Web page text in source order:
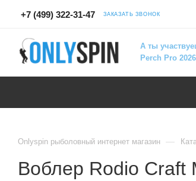
+7 (499) 322-31-47 ЗАКАЗАТЬ ЗВОНОК
А ты
Perch Pro
Onlyspin рыболовный интернет магазин —
Воблер Rodio Craft